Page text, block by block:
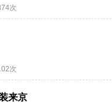
次
次
来京